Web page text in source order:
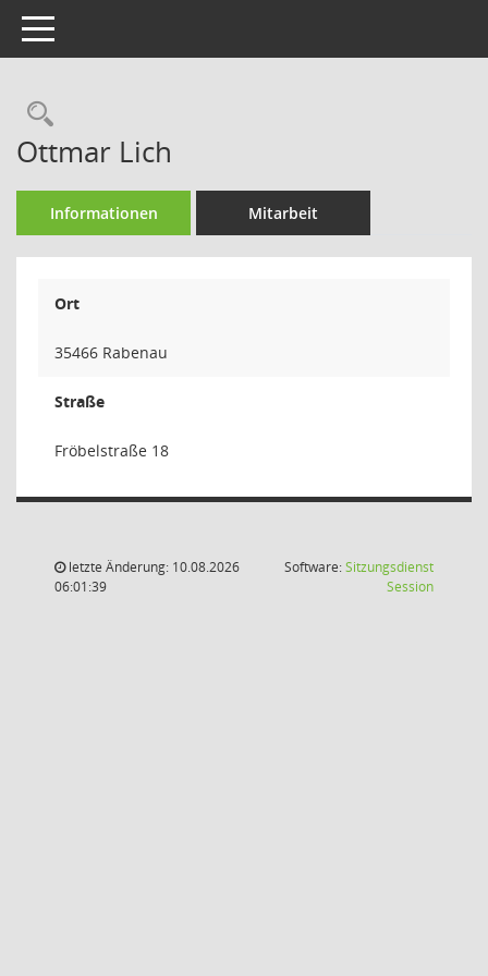
Toggle navigation
Rechercheauswahl
Ottmar Lich
Informationen Mitarbeit
Ort
35466 Rabenau
Straße
Fröbelstraße 18
letzte Änderung: 10.08.2026
06:01:39
Software:Sitzungsdienst
Session(Wird in